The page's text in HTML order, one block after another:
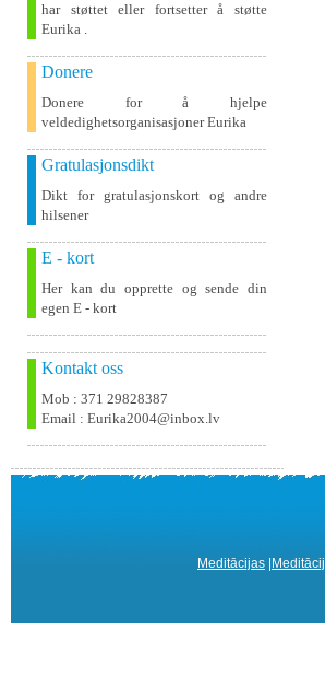
har støttet eller fortsetter å støtte
Eurika .
Donere
Donere for å hjelpe
veldedighetsorganisasjoner Eurika
Gratulasjonsdikt
Dikt for gratulasjonskort og andre
hilsener
E - kort
Her kan du opprette og sende din
egen E - kort
Kontakt oss
Mob : 371 29828387
Email : Eurika2004@inbox.lv
Meditācijas